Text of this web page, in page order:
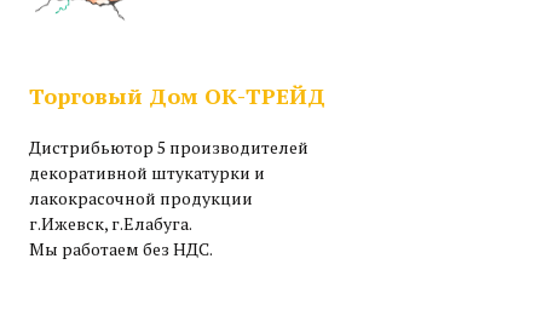
Торговый Дом ОК-ТРЕЙД
Дистрибьютор 5 производителей
декоративной штукатурки и
лакокрасочной продукции
г.Ижевск, г.Елабуга.
Мы работаем без НДС.